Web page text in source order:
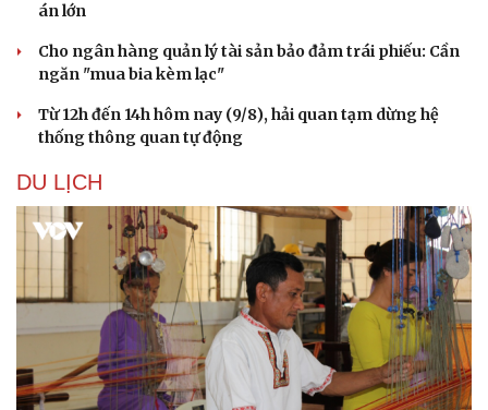
Bóng đá
Lịch thi đấu bóng đá
eSports
Hậu trường
Ô tô
án lớn
Cho ngân hàng quản lý tài sản bảo đảm trái phiếu: Cần
ngăn "mua bia kèm lạc"
Từ 12h đến 14h hôm nay (9/8), hải quan tạm dừng hệ
thống thông quan tự động
DU LỊCH